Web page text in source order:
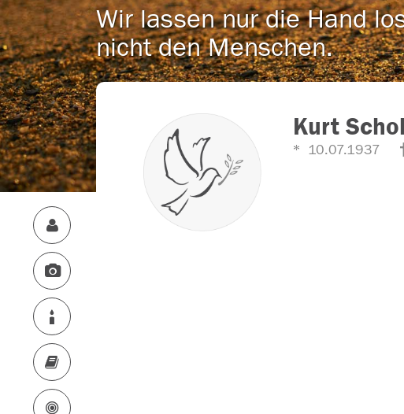
Wir lassen nur die Hand
nicht den Menschen.
Kurt
10.07.1937